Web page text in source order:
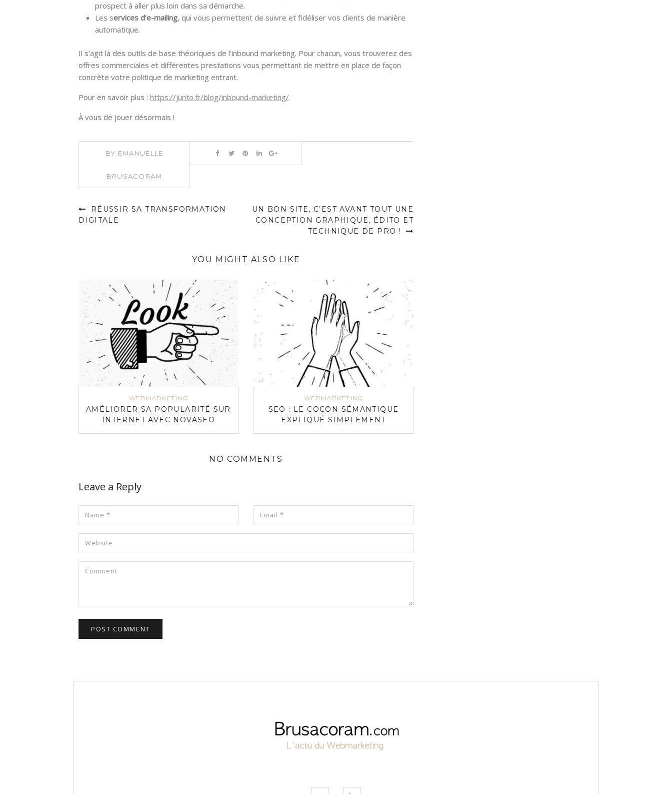
prospect à aller plus loin dans sa démarche.
Les services d’e-mailing, qui vous permettent de suivre et fidéliser vos clients de manière
automatique.
Il s’agit là des outils de base théoriques de l’inbound marketing. Pour chacun, vous trouverez des
offres commerciales et différentes prestations vous permettant de mettre en place de façon
concrète votre politique de marketing entrant.
Pour en savoir plus : https://junto.fr/blog/inbound-marketing/
À vous de jouer désormais !
BY EMANUELLE
BRUSACORAM
RÉUSSIR SA TRANSFORMATION
DIGITALE
UN BON SITE, C’EST AVANT TOUT UNE
CONCEPTION GRAPHIQUE, ÉDITO ET
TECHNIQUE DE PRO !
YOU MIGHT ALSO LIKE
WEBMARKETING
AMÉLIORER SA POPULARITÉ SUR
INTERNET AVEC NOVASEO
WEBMARKETING
SEO : LE COCON SÉMANTIQUE
EXPLIQUÉ SIMPLEMENT
NO COMMENTS
Leave a Reply